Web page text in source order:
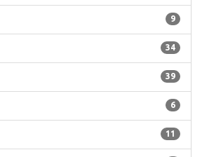
9
34
39
6
11